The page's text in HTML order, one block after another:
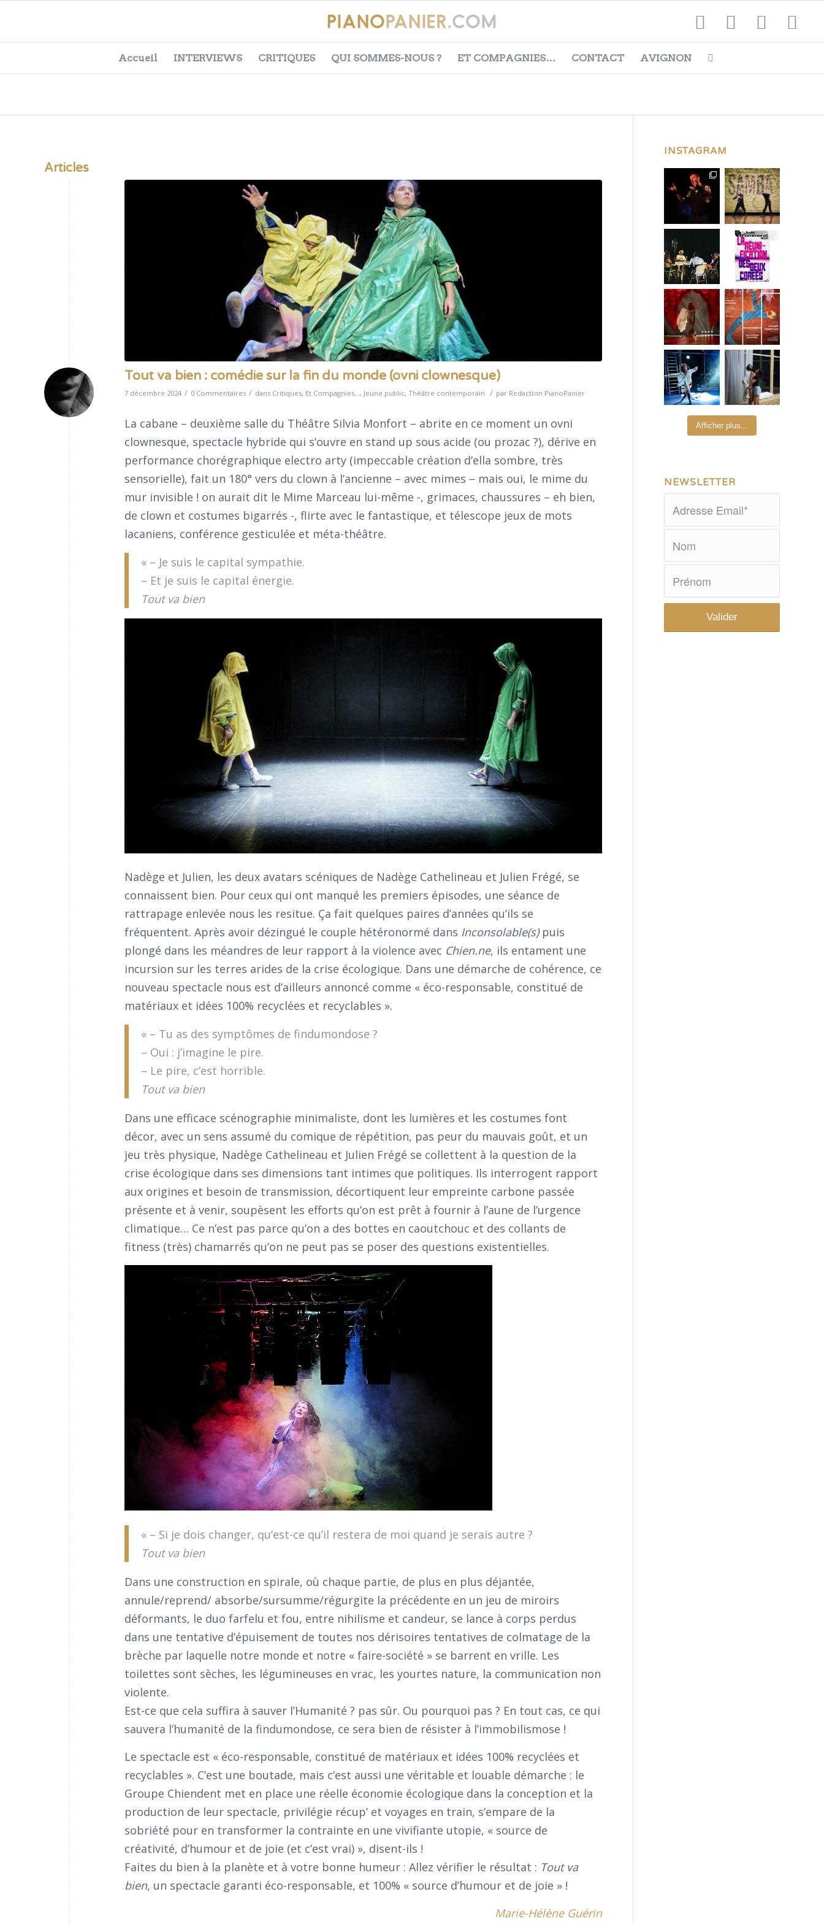
Accueil INTERVIEWS CRITIQUES QUI SOMMES-NOUS ? ET COMPAGNIES… CONTACT AVIGNON
Articles
Tout va bien : comédie sur la fin du monde (ovni clownesque)
7 décembre 2024 / 0 Commentaires / dans Critiques, Et Compagnies... , Jeune public, Théâtre contemporain / par Redaction PianoPanier
La cabane – deuxième salle du Théâtre Silvia Monfort – abrite en ce moment un ovni
clownesque, spectacle hybride qui s’ouvre en stand up sous acide (ou prozac ?), dérive en
performance chorégraphique electro arty (impeccable création d’ella sombre, très
sensorielle), fait un 180° vers du clown à l’ancienne – avec mimes – mais oui, le mime du
mur invisible ! on aurait dit le Mime Marceau lui-même -, grimaces, chaussures – eh bien,
de clown et costumes bigarrés -, flirte avec le fantastique, et télescope jeux de mots
lacaniens, conférence gesticulée et méta-théâtre.
« – Je suis le capital sympathie.
– Et je suis le capital énergie.
Tout va bien
Nadège et Julien, les deux avatars scéniques de Nadège Cathelineau et Julien Frégé, se
connaissent bien. Pour ceux qui ont manqué les premiers épisodes, une séance de
rattrapage enlevée nous les resitue. Ça fait quelques paires d’années qu’ils se
fréquentent. Après avoir dézingué le couple hétéronormé dans Inconsolable(s)puis
plongé dans les méandres de leur rapport à la violence avec Chien.ne, ils entament une
incursion sur les terres arides de la crise écologique. Dans une démarche de cohérence, ce
nouveau spectacle nous est d’ailleurs annoncé comme « éco-responsable, constitué de
matériaux et idées 100% recyclées et recyclables ».
« – Tu as des symptômes de findumondose ?
– Oui : j’imagine le pire.
– Le pire, c’est horrible.
Tout va bien
Dans une efficace scénographie minimaliste, dont les lumières et les costumes font
décor, avec un sens assumé du comique de répétition, pas peur du mauvais goût, et un
jeu très physique, Nadège Cathelineau et Julien Frégé se collettent à la question de la
crise écologique dans ses dimensions tant intimes que politiques. Ils interrogent rapport
aux origines et besoin de transmission, décortiquent leur empreinte carbone passée
présente et à venir, soupèsent les efforts qu’on est prêt à fournir à l’aune de l’urgence
climatique… Ce n’est pas parce qu’on a des bottes en caoutchouc et des collants de
fitness (très) chamarrés qu’on ne peut pas se poser des questions existentielles.
« – Si je dois changer, qu’est-ce qu’il restera de moi quand je serais autre ?
Tout va bien
Dans une construction en spirale, où chaque partie, de plus en plus déjantée,
annule/reprend/ absorbe/sursumme/régurgite la précédente en un jeu de miroirs
déformants, le duo farfelu et fou, entre nihilisme et candeur, se lance à corps perdus
dans une tentative d’épuisement de toutes nos dérisoires tentatives de colmatage de la
brèche par laquelle notre monde et notre « faire-société » se barrent en vrille. Les
toilettes sont sèches, les légumineuses en vrac, les yourtes nature, la communication non
violente.
Est-ce que cela suffira à sauver l’Humanité ? pas sûr. Ou pourquoi pas ? En tout cas, ce qui
sauvera l’humanité de la findumondose, ce sera bien de résister à l’immobilismose !
Le spectacle est « éco-responsable, constitué de matériaux et idées 100% recyclées et
recyclables ». C’est une boutade, mais c’est aussi une véritable et louable démarche : le
Groupe Chiendent met en place une réelle économie écologique dans la conception et la
production de leur spectacle, privilégie récup’ et voyages en train, s’empare de la
sobriété pour en transformer la contrainte en une vivifiante utopie, « source de
créativité, d’humour et de joie (et c’est vrai) », disent-ils !
Faites du bien à la planète et à votre bonne humeur : Allez vérifier le résultat : Tout va
bien, un spectacle garanti éco-responsable, et 100% « source d’humour et de joie » !
Marie-Hélène Guérin
INSTAGRAM
Afficher plus...
NEWSLETTER